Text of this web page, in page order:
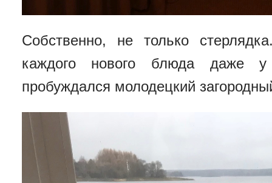
Собственно, не только
каждого нового блюда даже у
пробуждался молодецкий